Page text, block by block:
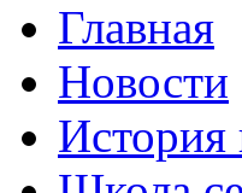
Главная
Новости